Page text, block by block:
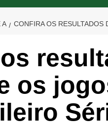
A CONFIRA OS RESULTADOS
os